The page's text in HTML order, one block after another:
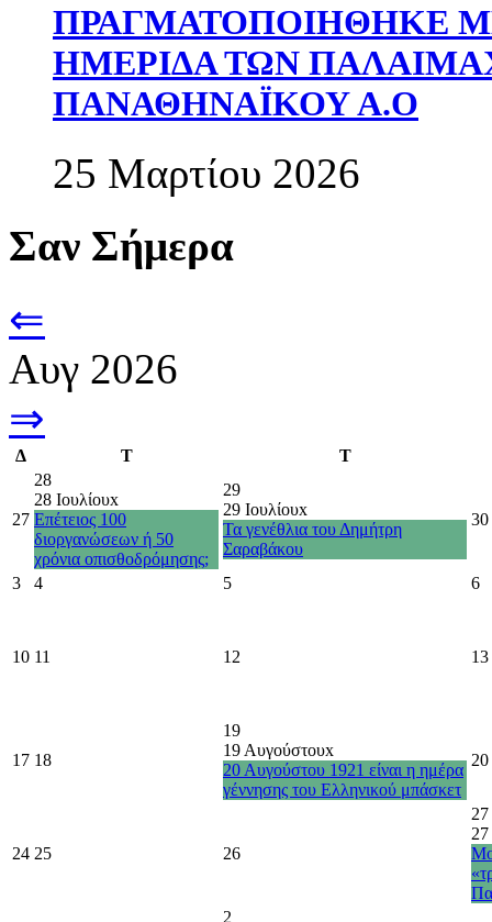
ΠΡΑΓΜΑΤΟΠΟΙΗΘΗΚΕ
ΗΜΕΡΙΔΑ ΤΩΝ
ΠΑΝΑΘΗΝΑΪΚΟΥ Α.Ο
25 Μαρτίου 2026
Σαν Σήμερα
⇐
Αυγ 2026
⇒
Δ Τ Τ
27
28
28 Ιουλίουx
Επέτειος 100
διοργανώσεων ή 50
χρόνια οπισθοδρόμησης;
29
29 Ιουλίουx
Τα γενέθλια του Δημήτρη
Σαραβάκου
30
3 4 5 6
10 11 12 13
17 18
19
19 Αυγούστουx
20 Αυγούστου 1921 είναι η ημέρα
γέννησης του Ελληνικού μπάσκετ
20
24 25 26
27
2